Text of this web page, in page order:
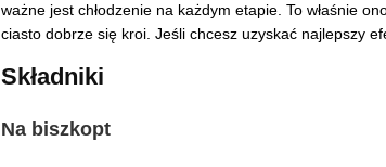
ważne jest chłodzenie na każdym etapie. To właśnie
ciasto dobrze się kroi. Jeśli chcesz uzyskać najlepszy
Składniki
Na biszkopt